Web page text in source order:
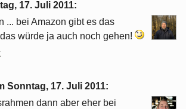
17. Juli 2011:
... bei Amazon gibt es das
würde ja auch noch gehen!
Sonntag, 17. Juli 2011:
dann aber eher bei